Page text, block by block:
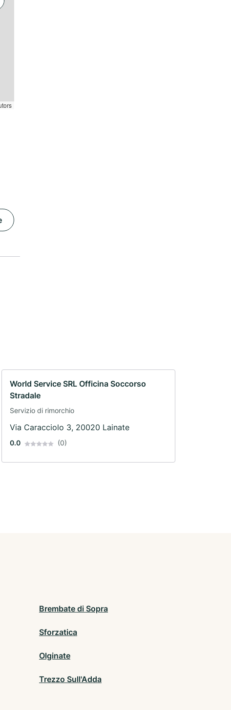
World Service SRL Officina Soccorso
Stradale
Servizio di rimorchio
Via Caracciolo 3, 20020 Lainate
0.0 (0)
Brembate di Sopra
Sforzatica
Olginate
Trezzo Sull'Adda